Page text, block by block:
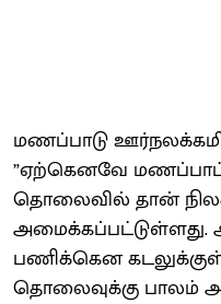
மணப்பாடு
”ஏற்கெனவே
தொலைவில் தான்
பணிக்கென
தொலைவுக்கு பாலம்